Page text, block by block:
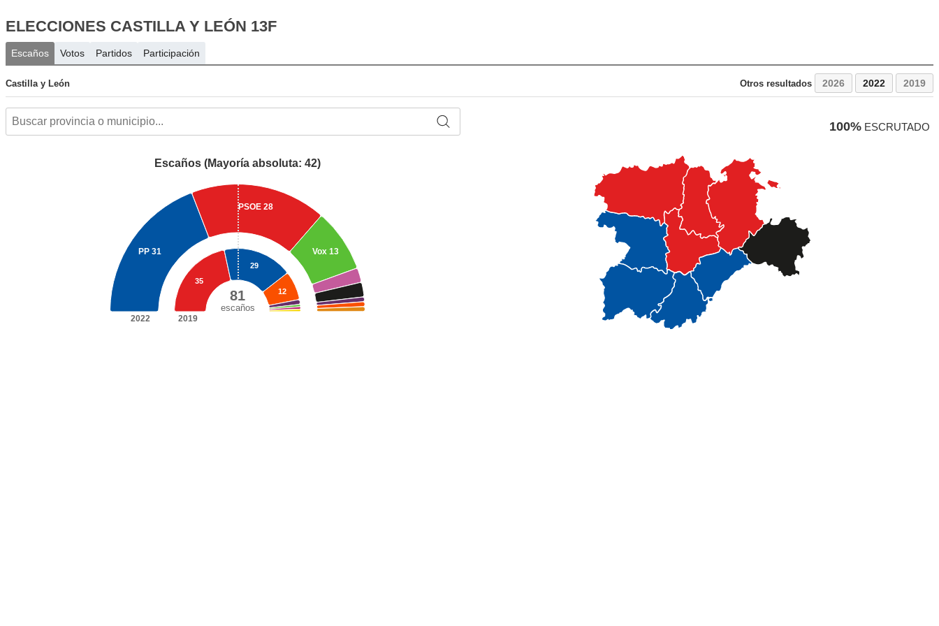
ELECCIONES CASTILLA Y LEÓN 13F
Escaños Votos Partidos Participación
Castilla y León Otros resultados 2026 2022 2019
100% ESCRUTADO
Escaños (Mayoría absoluta: 42)
81
escaños
PP 31
PSOE 28
Vox 13
35
29
12
2022 2019